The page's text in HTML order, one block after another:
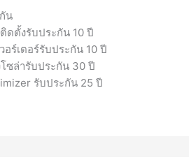
น
ดตั้งรับประกัน 10 ปี
อร์เตอร์รับประกัน 10 ปี
ซล่ารับประกัน 30 ปี
รับประกัน 25 ปี